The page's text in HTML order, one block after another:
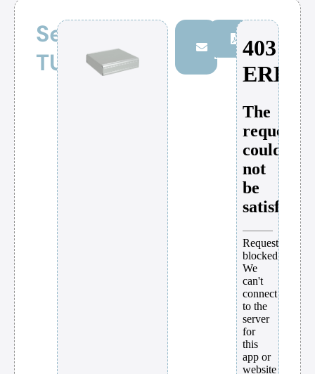
Serie
TUB
Persönliche
Beratung
Download